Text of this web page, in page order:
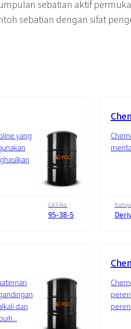
sebatian aktif
sebatian dengan sifat
yang
CAS No.
95-38-5
dan